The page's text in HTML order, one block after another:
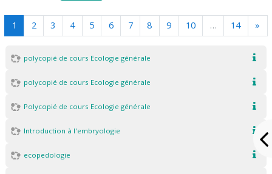
1 (actuel)
2 3 4 5 6 7 8 9 10 … 14 »
polycopié de cours Ecologie générale
polycopié de cours Ecologie générale
Polycopié de cours Ecologie générale
Introduction à l'embryologie
ecopedologie